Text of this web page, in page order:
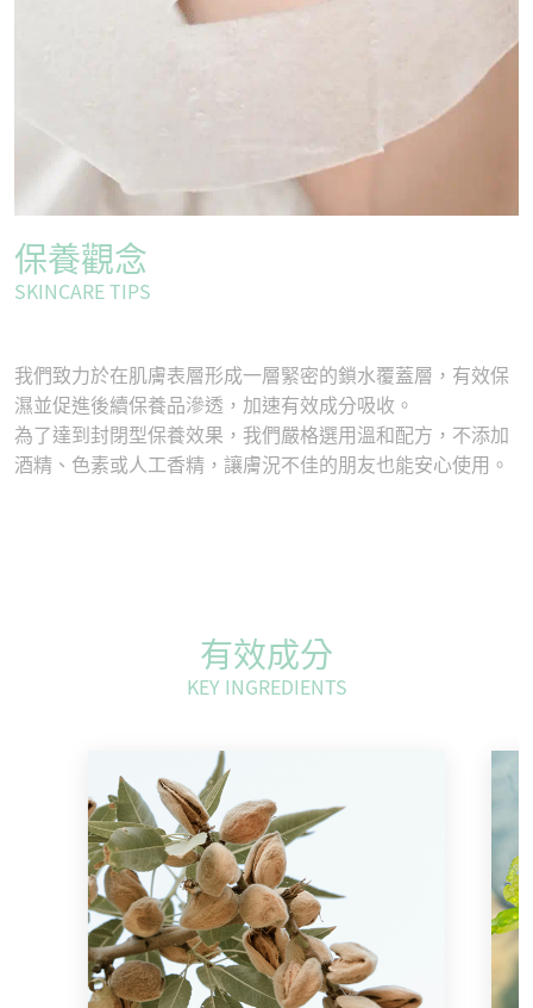
保養觀念
SKINCARE TIPS
我們致力於在肌膚表層形成一層緊密的鎖水覆蓋層，有效保
濕並促進後續保養品滲透，加速有效成分吸收。
為了達到封閉型保養效果，我們嚴格選用溫和配方，不添加
酒精、色素或人工香精，讓膚況不佳的朋友也能安心使用。
有效成分
KEY INGREDIENTS